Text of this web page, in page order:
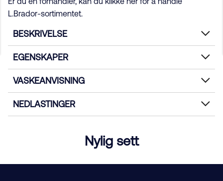
L.Brador-sortimentet.
BESKRIVELSE
EGENSKAPER
VASKEANVISNING
NEDLASTINGER
Nylig sett